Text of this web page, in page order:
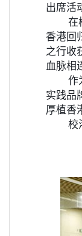
出席活
在
香港回
之行收
血脉相
作
实践品
厚植香
校